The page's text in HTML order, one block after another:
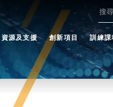
資源及支援 創新項目 訓練課